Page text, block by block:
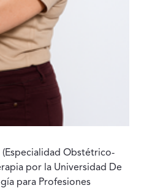
Obstétrico-
por la Universidad De
para Profesiones